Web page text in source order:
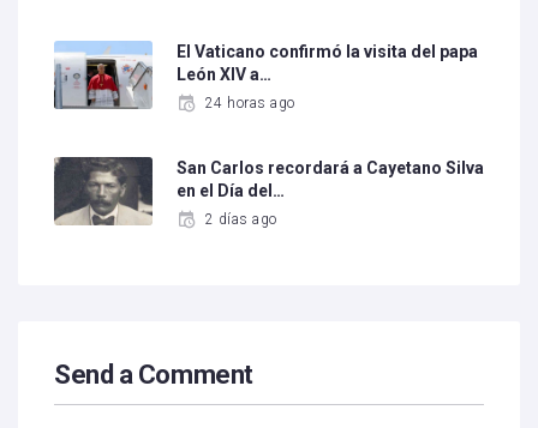
El Vaticano confirmó la visita del papa
León XIV a…
24 horas ago
San Carlos recordará a Cayetano Silva
en el Día del…
2 días ago
Send a Comment